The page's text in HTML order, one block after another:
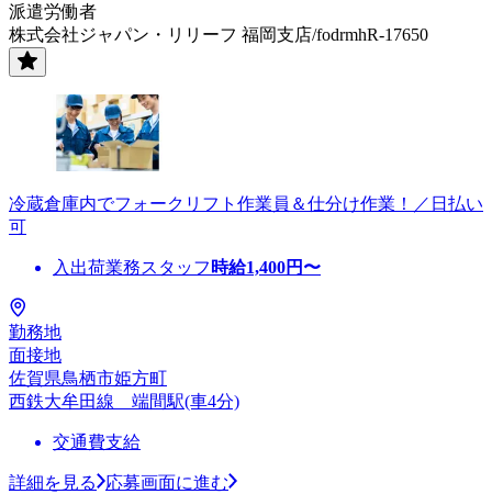
派遣労働者
株式会社ジャパン・リリーフ 福岡支店/fodrmhR-17650
冷蔵倉庫内でフォークリフト作業員＆仕分け作業！／日払い
可
入出荷業務スタッフ 時給1,400円〜
勤務地
面接地
佐賀県鳥栖市姫方町
西鉄大牟田線 端間駅(車4分)
交通費支給
詳細を見る
応募画面に進む